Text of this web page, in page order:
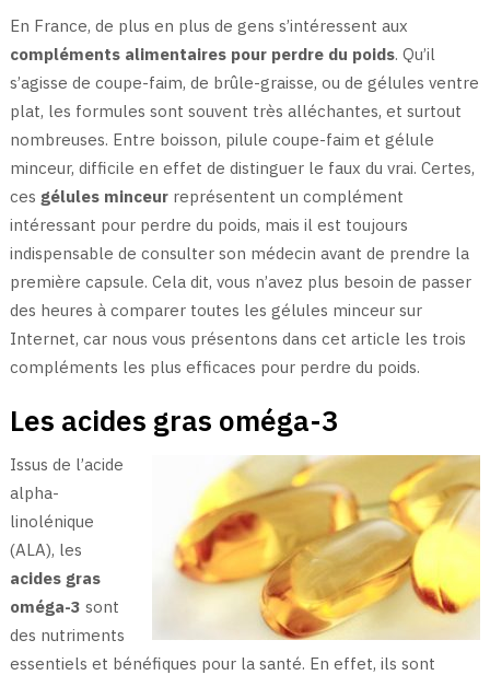
En France, de plus en plus de gens s’intéressent aux
compléments alimentaires pour perdre du poids. Qu’il
s’agisse de coupe-faim, de brûle-graisse, ou de gélules ventre
plat, les formules sont souvent très alléchantes, et surtout
nombreuses. Entre boisson, pilule coupe-faim et gélule
minceur, difficile en effet de distinguer le faux du vrai. Certes,
ces gélules minceurreprésentent un complément
intéressant pour perdre du poids, mais il est toujours
indispensable de consulter son médecin avant de prendre la
première capsule. Cela dit, vous n’avez plus besoin de passer
des heures à comparer toutes les gélules minceur sur
Internet, car nous vous présentons dans cet article les trois
compléments les plus efficaces pour perdre du poids.
Les acides gras oméga-3
Issus de l’acide
alpha-
linolénique
(ALA), les
acides gras
oméga-3 sont
des nutriments
essentiels et bénéfiques pour la santé. En effet, ils sont